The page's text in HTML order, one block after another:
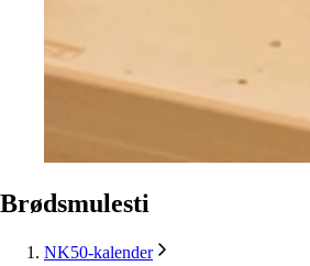
Brødsmulesti
NK50-kalender